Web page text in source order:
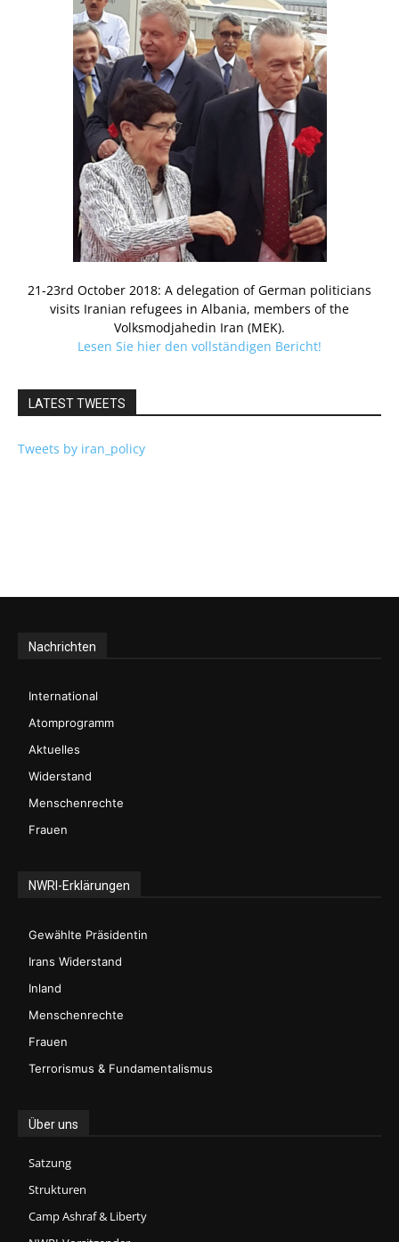
21-23rd October 2018: A delegation of German politicians
visits Iranian refugees in Albania, members of the
Volksmodjahedin Iran (MEK).
Lesen Sie hier den vollständigen Bericht!
LATEST TWEETS
Tweets by iran_policy
Nachrichten
International
Atomprogramm
Aktuelles
Widerstand
Menschenrechte
Frauen
NWRI-Erklärungen
Gewählte Präsidentin
Irans Widerstand
Inland
Menschenrechte
Frauen
Terrorismus & Fundamentalismus
Über uns
Satzung
Strukturen
Camp Ashraf & Liberty